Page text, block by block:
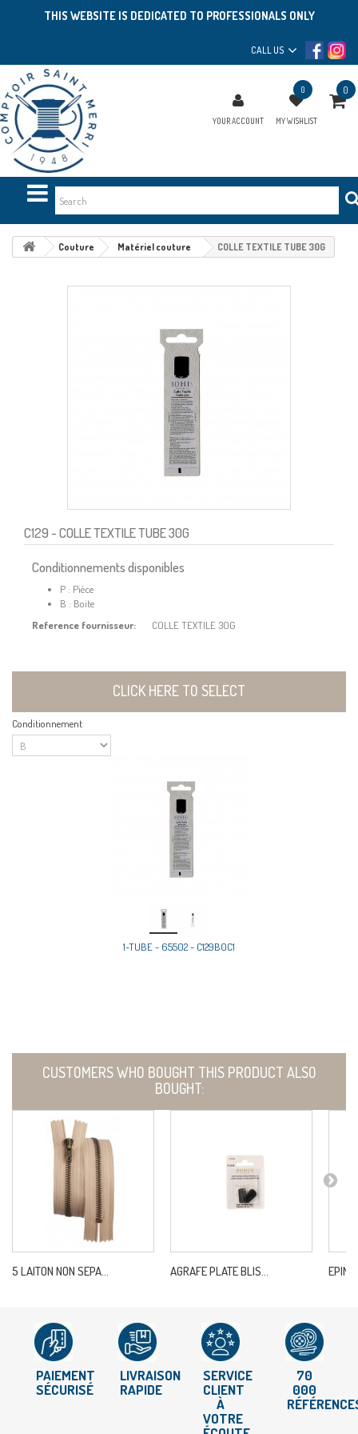
THIS WEBSITE IS DEDICATED TO PROFESSIONALS ONLY
CALL US
YOUR ACCOUNT
0
MY WISHLIST
0
Couture Matériel couture COLLE TEXTILE TUBE 30G
C129- COLLE TEXTILE TUBE 30G
Conditionnements disponibles
P : Pièce
B : Boite
Reference fournisseur:
COLLE TEXTILE 30G
CLICK HERE TO SELECT
Conditionnement
1-TUBE - 65502 - C129B0C1
CUSTOMERS WHO BOUGHT THIS PRODUCT ALSO
BOUGHT:
5 LAITON NON SEPA... AGRAFE PLATE BLIS...
PAIEMENT
SÉCURISÉ
LIVRAISON
RAPIDE
SERVICE
CLIENT
À
VOTRE
70
000